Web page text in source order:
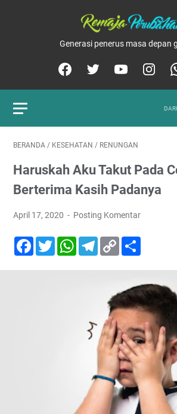
Generasi penerus masa depan
BERANDA / KESEHATAN / RENUNGAN
Haruskah Aku Takut Pada
Berterima Kasih Padanya
April 17, 2020 Posting Komentar
F
a
e
T
w
t
W
t
T
e
C
y
i
n
k
r